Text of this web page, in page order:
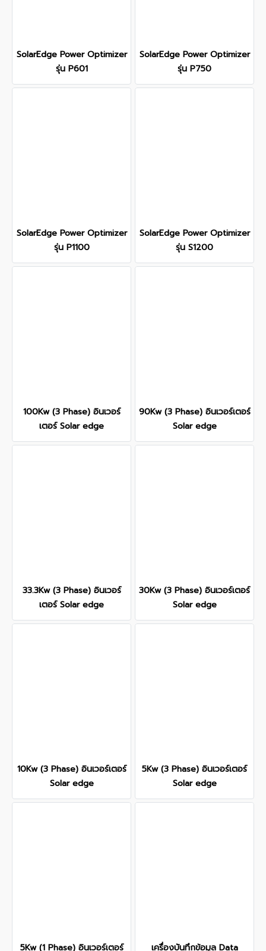
SolarEdge Power Optimizer
รุ่น P601
SolarEdge Power Optimizer
รุ่น P750
SolarEdge Power Optimizer
รุ่น P1100
SolarEdge Power Optimizer
รุ่น S1200
100Kw (3 Phase) อินเวอร์
เตอร์ Solar edge
90Kw (3 Phase) อินเวอร์เตอร์
Solar edge
33.3Kw (3 Phase) อินเวอร์
เตอร์ Solar edge
30Kw (3 Phase) อินเวอร์เตอร์
Solar edge
10Kw (3 Phase) อินเวอร์เตอร์
Solar edge
5Kw (3 Phase) อินเวอร์เตอร์
Solar edge
5Kw (1 Phase) อินเวอร์เตอร์ เครื่องบันทึกข้อมูล Data